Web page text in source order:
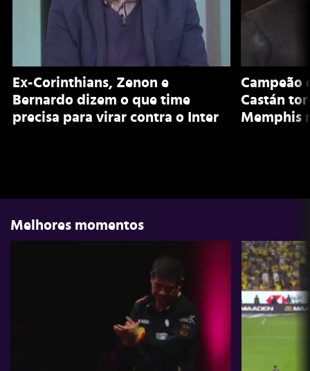
Ex-Corinthians, Zenon e
Bernardo dizem o que time
precisa para virar contra o Inter
Campeão
Castán
Memphis
Melhores momentos